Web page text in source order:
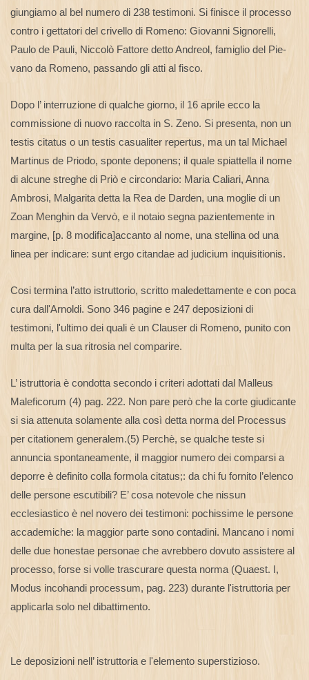
giungiamo al bel numero di 238 testimoni. Si finisce il processo
contro i gettatori del crivello di Romeno: Giovanni Signorelli,
Paulo de Pauli, Niccolò Fattore detto Andreol, famiglio del Pie-
vano da Romeno, passando gli atti al fisco.
Dopo l’ interruzione di qualche giorno, il 16 aprile ecco la
commissione di nuovo raccolta in S. Zeno. Si presenta, non un
testis citatus o un testis casualiter repertus, ma un tal Michael
Martinus de Priodo, sponte deponens; il quale spiattella il nome
di alcune streghe di Priò e circondario: Maria Caliari, Anna
Ambrosi, Malgarita detta la Rea de Darden, una moglie di un
Zoan Menghin da Vervò, e il notaio segna pazientemente in
margine, [p. 8 modifica]accanto al nome, una stellina od una
linea per indicare: sunt ergo citandae ad judicium inquisitionis.
Cosi termina l’atto istruttorio, scritto maledettamente e con poca
cura dall'Arnoldi. Sono 346 pagine e 247 deposizioni di
testimoni, l'ultimo dei quali è un Clauser di Romeno, punito con
multa per la sua ritrosia nel comparire.
L’ istruttoria è condotta secondo i criteri adottati dal Malleus
Maleficorum (4) pag. 222. Non pare però che la corte giudicante
si sia attenuta solamente alla così detta norma del Processus
per citationem generalem.(5) Perchè, se qualche teste si
annuncia spontaneamente, il maggior numero dei comparsi a
deporre è definito colla formola citatus;: da chi fu fornito l’elenco
delle persone escutibili? E’ cosa notevole che nissun
ecclesiastico è nel novero dei testimoni: pochissime le persone
accademiche: la maggior parte sono contadini. Mancano i nomi
delle due honestae personae che avrebbero dovuto assistere al
processo, forse si volle trascurare questa norma (Quaest. I,
Modus incohandi processum, pag. 223) durante l'istruttoria per
applicarla solo nel dibattimento.
Le deposizioni nell’ istruttoria e l'elemento superstizioso.